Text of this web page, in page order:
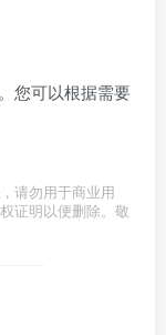
您可以根据需要
请勿用于商业用
证明以便删除。敬